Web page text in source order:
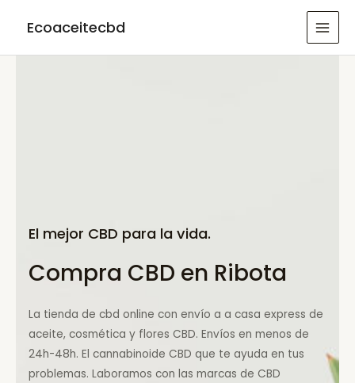
Ecoaceitecbd
El mejor CBD para la vida.
Compra CBD en Ribota
La tienda de cbd online con envío a a casa express de
aceite, cosmética y flores CBD. Envíos en menos de
24h-48h. El cannabinoide CBD que te ayuda en tus
problemas. Laboramos con las marcas de CBD